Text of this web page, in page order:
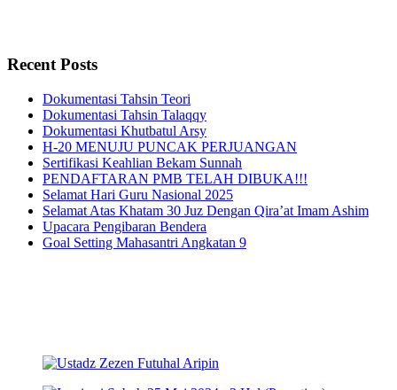
Recent Posts
Dokumentasi Tahsin Teori
Dokumentasi Tahsin Talaqqy
Dokumentasi Khutbatul Arsy
H-20 MENUJU PUNCAK PERJUANGAN
Sertifikasi Keahlian Bekam Sunnah
PENDAFTARAN PMB TELAH DIBUKA!!!
Selamat Hari Guru Nasional 2025
Selamat Atas Khatam 30 Juz Dengan Qira’at Imam Ashim
Upacara Pengibaran Bendera
Goal Setting Mahasantri Angkatan 9